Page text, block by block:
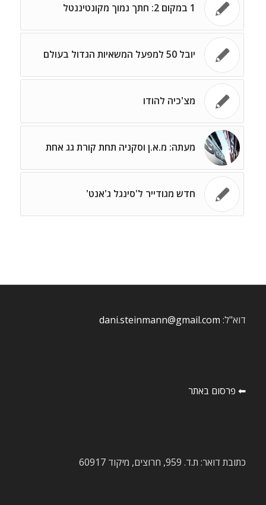
1 במקום 2: חתך נמוך מקונטיננטל
יובל 50 למפעל המשאיות הגדול בעולם
מצ'כיה להודו
מעתה: מ.א.ן וסקניה תחת קורת גג אחת
חדש מגודייר ל'סינגל ג'אנט'
דוא"ל: dani.steinmann@gmail.com
⬅ פרסום באתר
כתובת דואר: ת.ד. 959, חרוצים, מיקוד 60917